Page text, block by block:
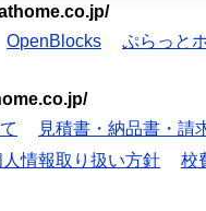
OpenBlocks ぷらっと
見積書・納品書・請
人情報取り扱い方針 校